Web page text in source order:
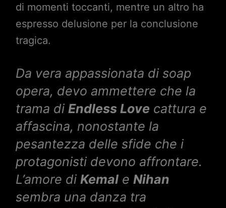
di momenti toccanti, mentre un altro ha
espresso delusione per la conclusione
tragica.
Da vera appassionata di soap
opera, devo ammettere che la
trama di Endless Love cattura e
affascina, nonostante la
pesantezza delle sfide che i
protagonisti devono affrontare.
L’amore di Kemale Nihan
sembra una danza tra